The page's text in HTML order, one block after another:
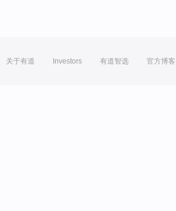
关于有道 Investors 有道智选 官方博客